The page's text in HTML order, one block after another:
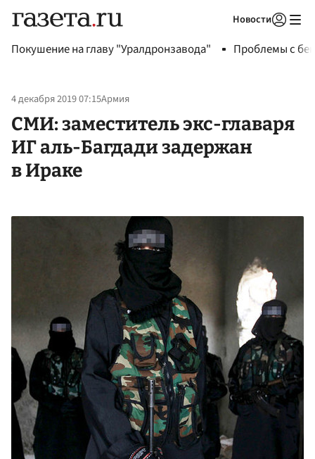
Новости
Покушение на главу "Уралдронзавода" Проблемы с
4 декабря 2019 07:15Армия
СМИ: заместитель экс-главаря
ИГ аль-Багдади задержан
в Ираке